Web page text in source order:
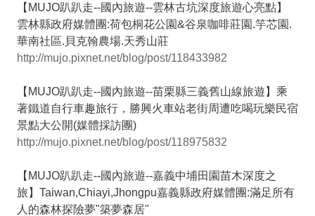
【MUJO趴趴走--國內旅遊--雲林古坑深度旅遊心亮點】
雲林縣政府媒體團:荷包桐花公園&谷泉咖啡莊園.竽芯園.
華南社區.貝克翰農場.天秀山莊
http://mujo.pixnet.net/blog/post/118433982
【MUJO趴趴走--國內旅遊--苗栗縣三義舊山線旅遊】乘
著鐵道自行車趣旅行，勝興火車站老街周遭吃喝玩樂民宿
景點大公開(媒體採訪團)
http://mujo.pixnet.net/blog/post/118975832
【MUJO趴趴走--國內旅遊--嘉義中埔田園苗木深度之
旅】Taiwan,Chiayi,Jhongpu嘉義縣政府媒體團:滿足所有
人的森林探險夢"築夢森居"